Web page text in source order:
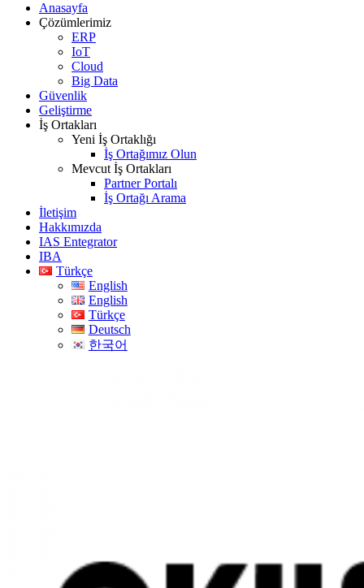
Anasayfa
Çözümlerimiz
ERP
IoT
Cloud
Big Data
Güvenlik
Geliştirme
İş Ortakları
Yeni İş Ortaklığı
İş Ortağımız Olun
Mevcut İş Ortakları
Partner Portalı
İş Ortağı Arama
İletişim
Hakkımızda
IAS Entegrator
IBA
Türkçe
English
English
Türkçe
Deutsch
한국어